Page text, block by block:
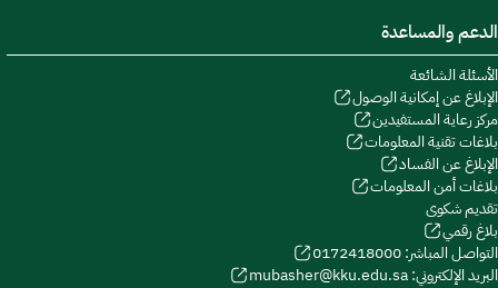
الدعم والمساعدة
الأسئلة الشائعة
الإبلاغ عن إمكانية الوصول
مركز رعاية المستفيدين
بلاغات تقنية المعلومات
الإبلاغ عن الفساد
بلاغات أمن المعلومات
تقديم شكوى
بلاغ رقمي
التواصل المباشر: 0172418000
البريد الإلكتروني: mubasher@kku.edu.sa